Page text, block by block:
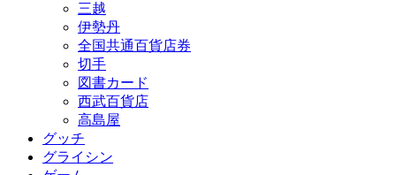
三越
伊勢丹
全国共通百貨店券
切手
図書カード
西武百貨店
高島屋
グッチ
グライシン